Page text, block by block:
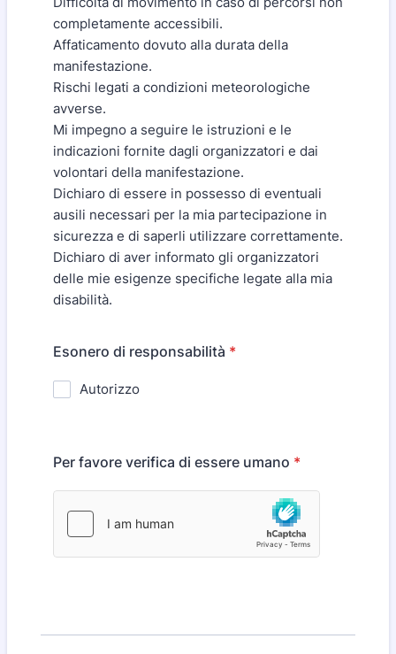
completamente accessibili.
Affaticamento dovuto alla durata della
manifestazione.
Rischi legati a condizioni meteorologiche
avverse.
Mi impegno a seguire le istruzioni e le
indicazioni fornite dagli organizzatori e dai
volontari della manifestazione.
Dichiaro di essere in possesso di eventuali
ausili necessari per la mia partecipazione in
sicurezza e di saperli utilizzare correttamente.
Dichiaro di aver informato gli organizzatori
delle mie esigenze specifiche legate alla mia
disabilità.
Esonero di responsabilità *
Autorizzo
Per favore verifica di essere umano *